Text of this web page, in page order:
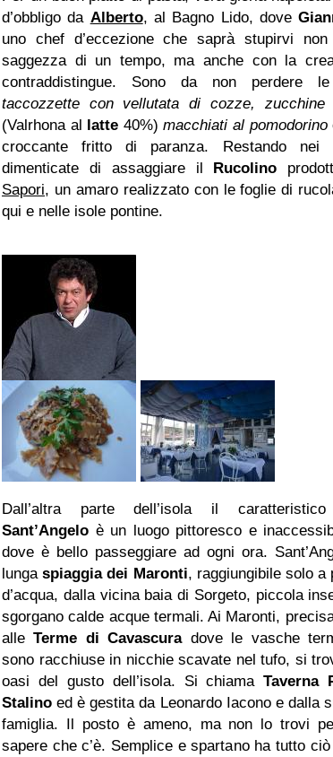
d’obbligo da Alberto, al Bagno Lido, dove
uno chef d’eccezione che saprà stupirvi
saggezza di un tempo, ma anche con la
contraddistingue. Sono da non perdere le
taccozzette con vellutata di cozze, zucchine
(Valrhona al latte 40%)macchiati al pomodorino
croccante fritto di paranza. Restando nei
dimenticate di assaggiare il Rucolino
Sapori, un amaro realizzato con le foglie di
qui e nelle isole pontine.
Dall’altra parte dell’isola il caratteristico
Sant’Angelo è un luogo pittoresco e
dove è bello passeggiare ad ogni ora.
lungaspiaggia dei Maronti, raggiungibile solo a
d’acqua, dalla vicina baia di Sorgeto, piccola
sgorgano calde acque termali. Ai Maronti,
alleTerme di Cavascuradove le vasche
sono racchiuse in nicchie scavate nel tufo, si
oasi del gusto dell’isola. Si chiamaTaverna
Stalino ed è gestita da Leonardo Iacono e dalla
famiglia. Il posto è ameno, ma non lo trovi
sapere che c’è. Semplice e spartano ha tutto